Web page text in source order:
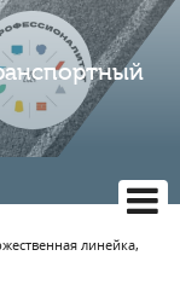
линейка,